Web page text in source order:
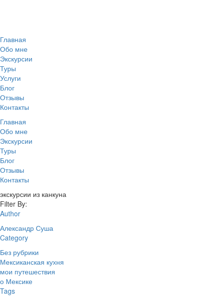
Главная
Обо мне
Экскурсии
Туры
Услуги
Блог
Отзывы
Контакты
Главная
Обо мне
Экскурсии
Туры
Блог
Отзывы
Контакты
экскурсии из канкуна
Filter By:
Author
Александр Суша
Category
Без рубрики
Мексиканская кухня
мои путешествия
о Мексике
Tags